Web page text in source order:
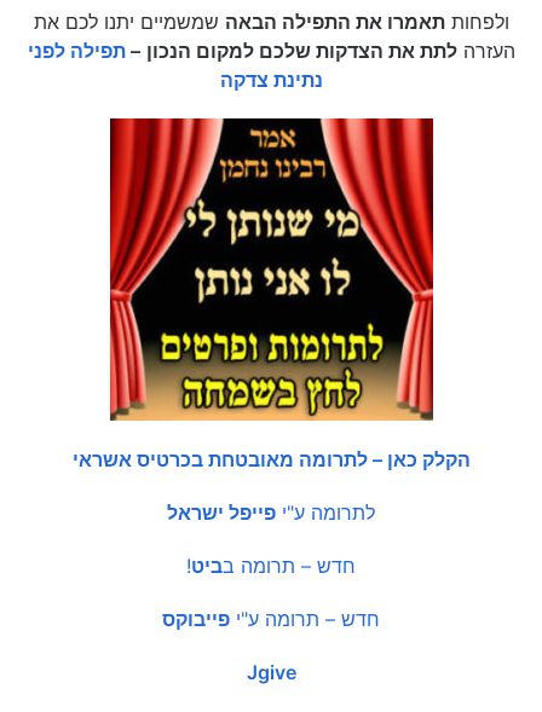
ולפחותתאמרו את התפילה הבאה שמשמיים יתנו לכם את
העזרהלתת את הצדקות שלכם למקום הנכון –תפילה לפני
נתינת צדקה
הקלק כאן – לתרומה מאובטחת בכרטיס אשראי
לתרומה ע"י פייפל ישראל
חדש – תרומה בביט!
חדש – תרומה ע"י פייבוקס
Jgive